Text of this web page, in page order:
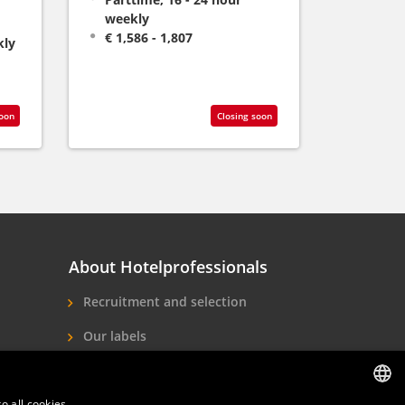
weekly
€ 1,586 - 1,807
Closing soon
About Hotelprofessionals
Recruitment and selection
Our labels